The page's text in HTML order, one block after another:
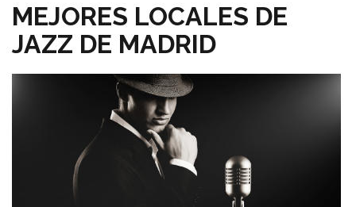
MEJORES LOCALES DE
JAZZ DE MADRID